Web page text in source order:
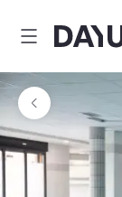
Dayuse